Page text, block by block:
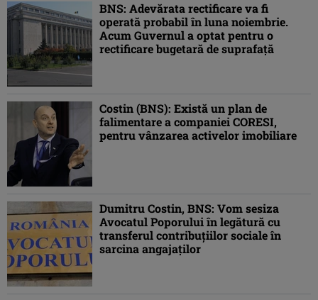
BNS: Adevărata rectificare va fi
operată probabil în luna noiembrie.
Acum Guvernul a optat pentru o
rectificare bugetară de suprafaţă
Costin (BNS): Există un plan de
falimentare a companiei CORESI,
pentru vânzarea activelor imobiliare
Dumitru Costin, BNS: Vom sesiza
Avocatul Poporului în legătură cu
transferul contribuţiilor sociale în
sarcina angajaţilor